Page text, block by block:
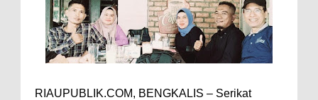
RIAUPUBLIK.COM, BENGKALIS – Serikat